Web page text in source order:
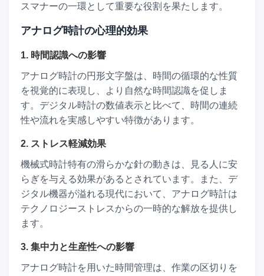
スマナーの一環として重要な役割を果たします。
アナログ時計の心理的効果
1. 時間認識への影響
アナログ時計の円形文字盤は、時間の循環的な性質
を視覚的に表現し、より自然な時間認識を促しま
す。デジタル時計の数値表示と比べて、時間の連続
性や流れを実感しやすい特徴があります。
2. ストレス軽減効果
機械式時計特有の滑らかな針の動きは、見る人に安
らぎを与える効果があるとされています。また、デ
ジタル機器が溢れる現代において、アナログ時計は
テクノロジーストレスからの一時的な解放を提供し
ます。
3. 集中力と生産性への影響
アナログ時計を用いた時間管理は、作業の区切りを